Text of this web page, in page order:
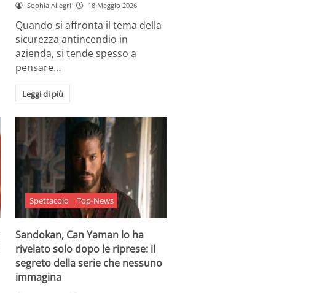
Sophia Allegri 18 Maggio 2026
Quando si affronta il tema della
sicurezza antincendio in
azienda, si tende spesso a
pensare…
Leggi di più
Spettacolo Top-News
Sandokan, Can Yaman lo ha
rivelato solo dopo le riprese: il
segreto della serie che nessuno
immagina